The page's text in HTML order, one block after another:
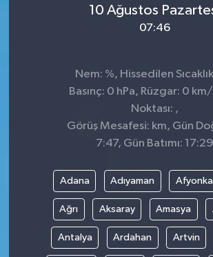
10 Ağustos
07:46
Nem: %, Hissedilen
Basınç: 0 hPa, Rüzgar: 0
Noktası: ,
Görüş Mesafesi: km, Gün
7:47, Gün Batımı: 17:29
Adana Adıyaman
Ağrı Aksaray Amasya
Antalya Ardahan Artvin